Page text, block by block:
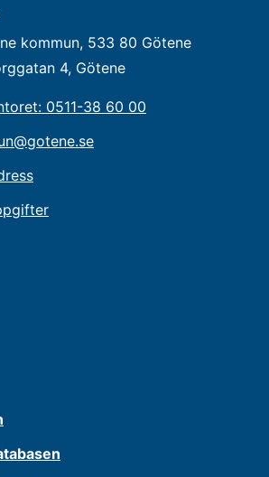
kommun, 533 80 Götene
4, Götene
0511-38 60 00